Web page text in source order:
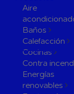
Aire
Baños
Calefacción
Cocinas
Contra
Energías
renovables